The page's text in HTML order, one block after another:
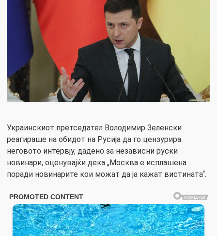
Украинскиот претседател Володимир Зеленски
реагираше на обидот на Русија да го цензурира
неговото интервју, дадено за независни руски
новинари, оценувајќи дека „Москва е исплашена
поради новинарите кои можат да ја кажат вистината“.